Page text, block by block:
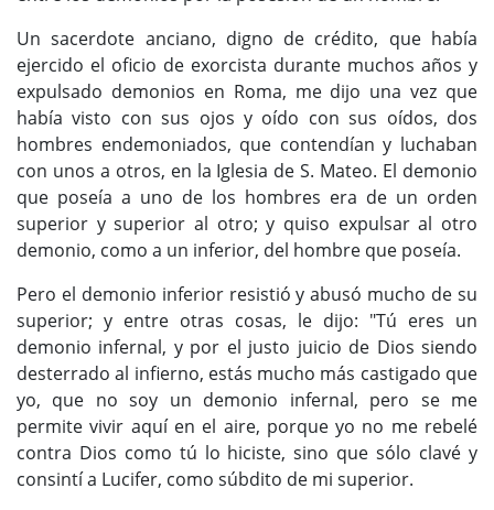
Un sacerdote anciano, digno de crédito, que había
ejercido el oficio de exorcista durante muchos años y
expulsado demonios en Roma, me dijo una vez que
había visto con sus ojos y oído con sus oídos, dos
hombres endemoniados, que contendían y luchaban
con unos a otros, en la Iglesia de S. Mateo. El demonio
que poseía a uno de los hombres era de un orden
superior y superior al otro; y quiso expulsar al otro
demonio, como a un inferior, del hombre que poseía.
Pero el demonio inferior resistió y abusó mucho de su
superior; y entre otras cosas, le dijo: "Tú eres un
demonio infernal, y por el justo juicio de Dios siendo
desterrado al infierno, estás mucho más castigado que
yo, que no soy un demonio infernal, pero se me
permite vivir aquí en el aire, porque yo no me rebelé
contra Dios como tú lo hiciste, sino que sólo clavé y
consintí a Lucifer, como súbdito de mi superior.